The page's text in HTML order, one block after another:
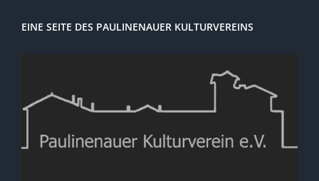
EINE SEITE DES PAULINENAUER KULTURVEREINS